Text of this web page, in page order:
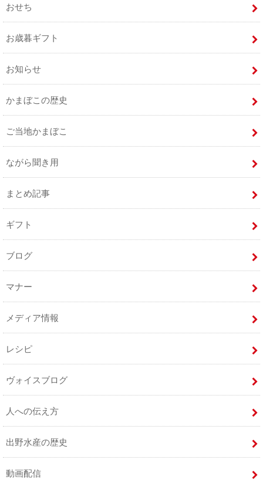
おせち
お歳暮ギフト
お知らせ
かまぼこの歴史
ご当地かまぼこ
ながら聞き用
まとめ記事
ギフト
ブログ
マナー
メディア情報
レシピ
ヴォイスブログ
人への伝え方
出野水産の歴史
動画配信